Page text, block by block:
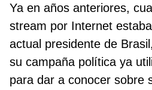
Ya en años anteriores,
stream por Internet
actual presidente de
su campaña política ya
para dar a conocer sobre